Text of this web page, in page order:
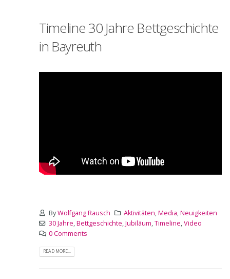
Timeline 30 Jahre Bettgeschichte
in Bayreuth
ByWolfgang Rausch Aktivitäten,Media,Neuigkeiten
30 Jahre,Bettgeschichte,Jubiläum,Timeline,Video
0 Comments
READ MORE...